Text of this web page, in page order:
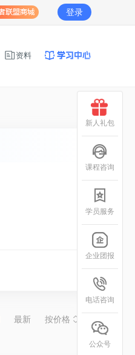
登录
资料
最新 按价格
新人礼包
课程咨询
学员服务
企业团报
电话咨询
公众号